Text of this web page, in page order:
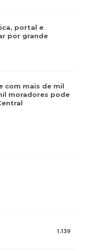
portal e
por grande
com mais de mil
moradores pode
1.139